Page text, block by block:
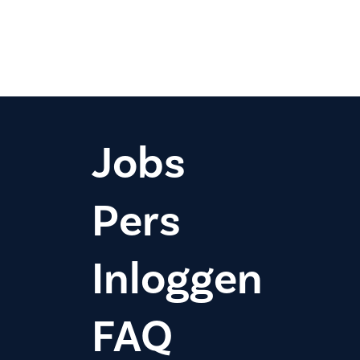
Jobs
Pers
Inloggen
FAQ